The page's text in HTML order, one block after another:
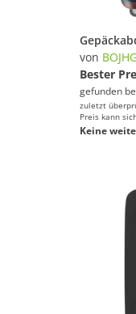
von
Bester
gefunden
zuletzt
Preis kann
Keine